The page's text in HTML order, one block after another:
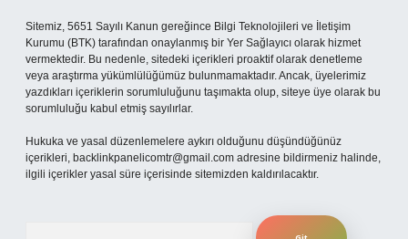
Sitemiz, 5651 Sayılı Kanun gereğince Bilgi Teknolojileri ve İletişim
Kurumu (BTK) tarafından onaylanmış bir Yer Sağlayıcı olarak hizmet
vermektedir. Bu nedenle, sitedeki içerikleri proaktif olarak denetleme
veya araştırma yükümlülüğümüz bulunmamaktadır. Ancak, üyelerimiz
yazdıkları içeriklerin sorumluluğunu taşımakta olup, siteye üye olarak bu
sorumluluğu kabul etmiş sayılırlar.
Hukuka ve yasal düzenlemelere aykırı olduğunu düşündüğünüz
içerikleri, backlinkpanelicomtr@gmail.com adresine bildirmeniz halinde,
ilgili içerikler yasal süre içerisinde sitemizden kaldırılacaktır.